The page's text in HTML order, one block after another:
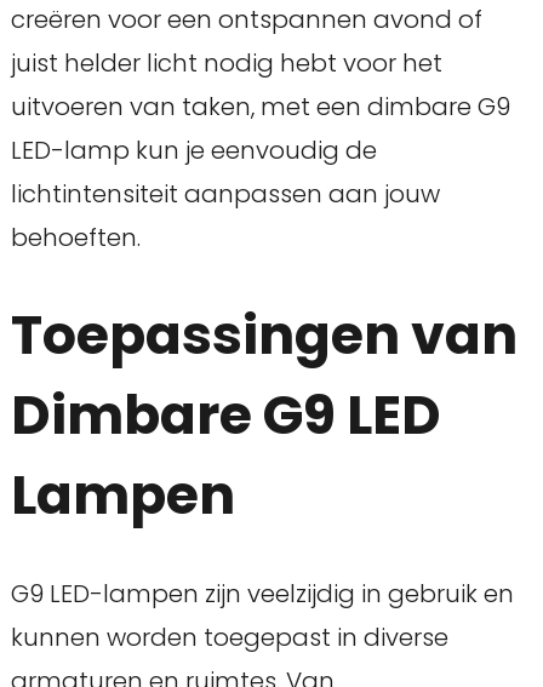
creëren voor een ontspannen avond of
juist helder licht nodig hebt voor het
uitvoeren van taken, met een dimbare G9
LED-lamp kun je eenvoudig de
lichtintensiteit aanpassen aan jouw
behoeften.
Toepassingen van
Dimbare G9 LED
Lampen
G9 LED-lampen zijn veelzijdig in gebruik en
kunnen worden toegepast in diverse